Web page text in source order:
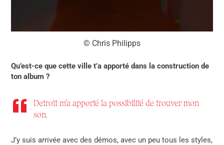
© Chris Philipps
Qu’est-ce que cette ville t’a apporté dans la construction de
ton album ?
Detroit m’a apporté la possibilité de trouver mon
son.
J’y suis arrivée avec des démos, avec un peu tous les styles,